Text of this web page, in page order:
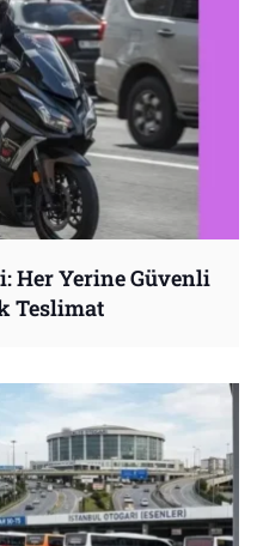
Her Yerine Güvenli
Teslimat